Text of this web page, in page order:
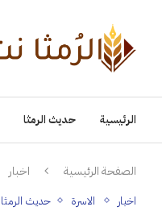
الرئيسية حديث الرمثا
الصفحة الرئيسية اخبار
اخبار الاسرة حديث الرمثا